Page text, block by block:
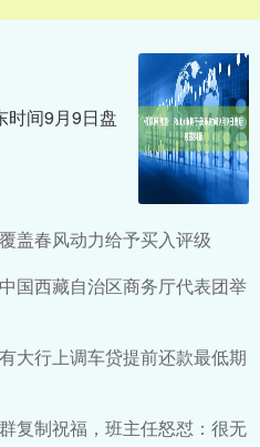
时间9月9日盘
盖春风动力给予买入评级
国西藏自治区商务厅代表团举
大行上调车贷提前还款最低期
复制祝福，班主任怒怼：很无